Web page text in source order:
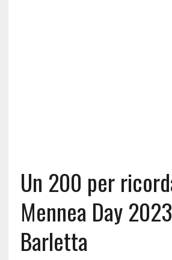
Un 200 per
Mennea Day
Barletta